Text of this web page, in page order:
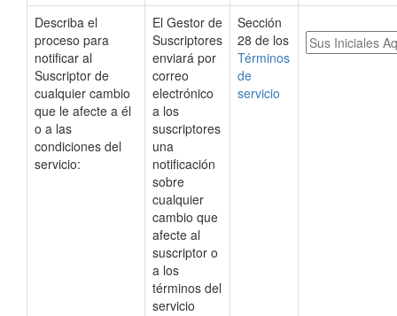
Describa el
proceso para
notificar al
Suscriptor de
cualquier cambio
que le afecte a él
o a las
condiciones del
servicio:
El Gestor de
Suscriptores
enviará por
correo
electrónico
a los
suscriptores
una
notificación
sobre
cualquier
cambio que
afecte al
suscriptor o
a los
términos del
servicio
Sección
28 de los
Términos
de
servicio